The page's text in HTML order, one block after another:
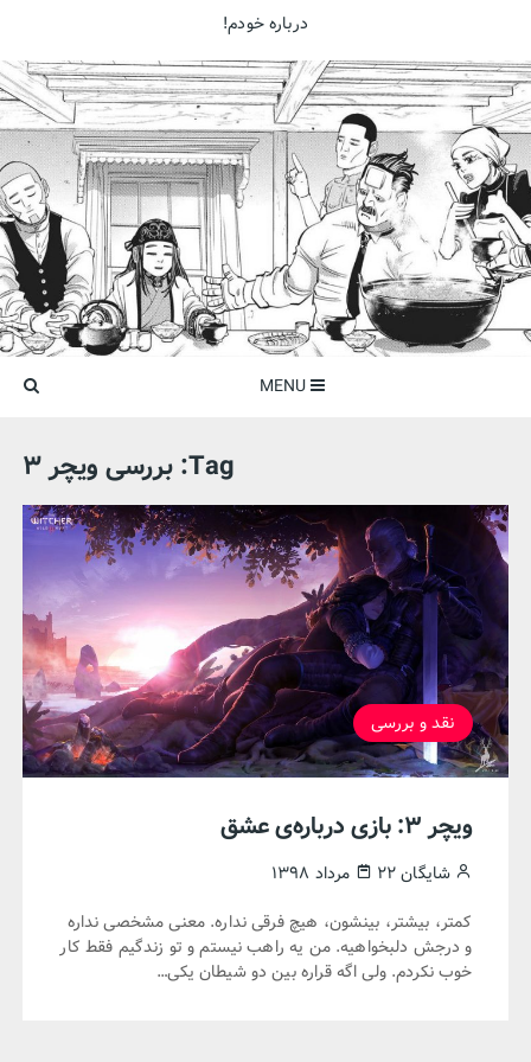
درباره خودم!
Be Kind To Zombies
Be Kind To Zombies
MENU
Tag: بررسی ویچر ۳
نقد و بررسی
ویچر ۳: بازی درباره‌ی عشق
شایگان۲۲ مرداد ۱۳۹۸
کمتر، بیشتر، بینشون، هیچ فرقی نداره. معنی مشخصی نداره
و درجش دلبخواهیه. من یه راهب نیستم و تو زندگیم فقط کار
خوب نکردم. ولی اگه قراره بین دو شیطان یکی…